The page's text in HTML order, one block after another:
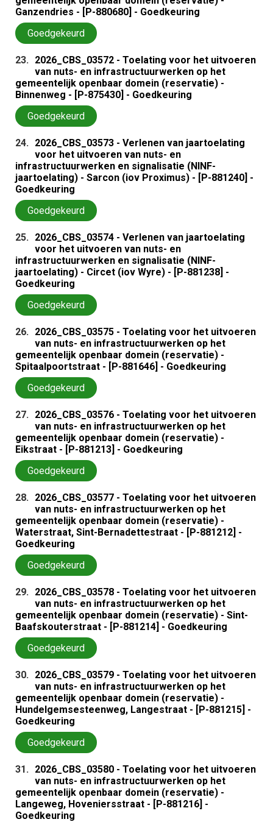
Ganzendries - [P-880680] - Goedkeuring
Goedgekeurd
23. 2026_CBS_03572 - Toelating voor het uitvoeren
van nuts- en infrastructuurwerken op het
gemeentelijk openbaar domein (reservatie) -
Binnenweg - [P-875430] - Goedkeuring
Goedgekeurd
24. 2026_CBS_03573 - Verlenen van jaartoelating
voor het uitvoeren van nuts- en
infrastructuurwerken en signalisatie (NINF-
jaartoelating) - Sarcon (iov Proximus) - [P-881240] -
Goedkeuring
Goedgekeurd
25. 2026_CBS_03574 - Verlenen van jaartoelating
voor het uitvoeren van nuts- en
infrastructuurwerken en signalisatie (NINF-
jaartoelating) - Circet (iov Wyre) - [P-881238] -
Goedkeuring
Goedgekeurd
26. 2026_CBS_03575 - Toelating voor het uitvoeren
van nuts- en infrastructuurwerken op het
gemeentelijk openbaar domein (reservatie) -
Spitaalpoortstraat - [P-881646] - Goedkeuring
Goedgekeurd
27. 2026_CBS_03576 - Toelating voor het uitvoeren
van nuts- en infrastructuurwerken op het
gemeentelijk openbaar domein (reservatie) -
Eikstraat - [P-881213] - Goedkeuring
Goedgekeurd
28. 2026_CBS_03577 - Toelating voor het uitvoeren
van nuts- en infrastructuurwerken op het
gemeentelijk openbaar domein (reservatie) -
Waterstraat, Sint-Bernadettestraat - [P-881212] -
Goedkeuring
Goedgekeurd
29. 2026_CBS_03578 - Toelating voor het uitvoeren
van nuts- en infrastructuurwerken op het
gemeentelijk openbaar domein (reservatie) - Sint-
Baafskouterstraat - [P-881214] - Goedkeuring
Goedgekeurd
30. 2026_CBS_03579 - Toelating voor het uitvoeren
van nuts- en infrastructuurwerken op het
gemeentelijk openbaar domein (reservatie) -
Hundelgemsesteenweg, Langestraat - [P-881215] -
Goedkeuring
Goedgekeurd
31. 2026_CBS_03580 - Toelating voor het uitvoeren
van nuts- en infrastructuurwerken op het
gemeentelijk openbaar domein (reservatie) -
Langeweg, Hoveniersstraat - [P-881216] -
Goedkeuring